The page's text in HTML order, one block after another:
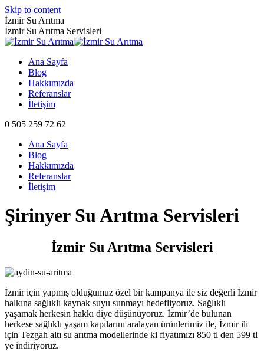
Skip to content
İzmir Su Arıtma
İzmir Su Arıtma Servisleri
Ana Sayfa
Blog
Hakkımızda
Referanslar
İletişim
0 505 259 72 62
Ana Sayfa
Blog
Hakkımızda
Referanslar
İletişim
Şirinyer Su Arıtma Servisleri
İzmir Su Arıtma Servisleri
İzmir için yapmış olduğumuz özel bir kampanya ile siz değerli İzmir
halkına sağlıklı kaynak suyu sunmayı hedefliyoruz. Sağlıklı
yaşamak herkesin hakkı diye düşünüyoruz. İzmir’de bulunan
herkese sağlıklı yaşam kapılarını aralayan ürünlerimiz ile, İzmir ili
için Tezgah altı su arıtma modellerinde ki fiyatımızı 850 tl den 599 tl
ye indiriyoruz.